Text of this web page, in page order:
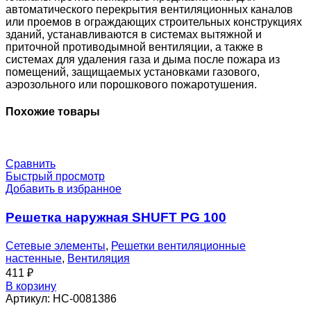
0
автоматического перекрытия вентиляционных каналов
или проемов в ограждающих строительных конструкциях
зданий, устанавливаются в системах вытяжной и
приточной противодымной вентиляции, а также в
системах для удаления газа и дыма после пожара из
помещений, защищаемых установками газового,
аэрозольного или порошкового пожаротушения.
Похожие товары
Сравнить
Быстрый просмотр
Добавить в избранное
Решетка наружная SHUFT PG 100
Сетевые элементы, Решетки вентиляционные
настенные, Вентиляция
411 ₽
В корзину
Артикул: НС-0081386